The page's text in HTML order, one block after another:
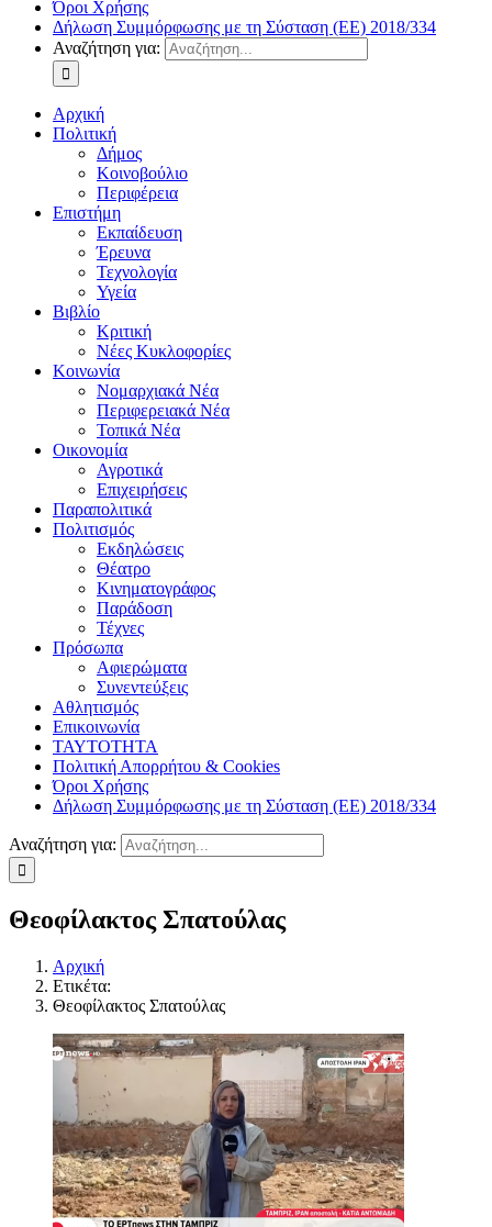
Όροι Χρήσης
Δήλωση Συμμόρφωσης με τη Σύσταση (ΕΕ) 2018/334
Αναζήτηση για:
Αρχική
Πολιτική
Δήμος
Κοινοβούλιο
Περιφέρεια
Επιστήμη
Εκπαίδευση
Έρευνα
Τεχνολογία
Υγεία
Βιβλίο
Κριτική
Νέες Κυκλοφορίες
Κοινωνία
Νομαρχιακά Νέα
Περιφερειακά Νέα
Τοπικά Νέα
Οικονομία
Αγροτικά
Επιχειρήσεις
Παραπολιτικά
Πολιτισμός
Εκδηλώσεις
Θέατρο
Κινηματογράφος
Παράδοση
Τέχνες
Πρόσωπα
Αφιερώματα
Συνεντεύξεις
Αθλητισμός
Επικοινωνία
ΤΑΥΤΟΤΗΤΑ
Πολιτική Απορρήτου & Cookies
Όροι Χρήσης
Δήλωση Συμμόρφωσης με τη Σύσταση (ΕΕ) 2018/334
Αναζήτηση για:
Θεοφίλακτος Σπατούλας
Αρχική
Ετικέτα:
Θεοφίλακτος Σπατούλας